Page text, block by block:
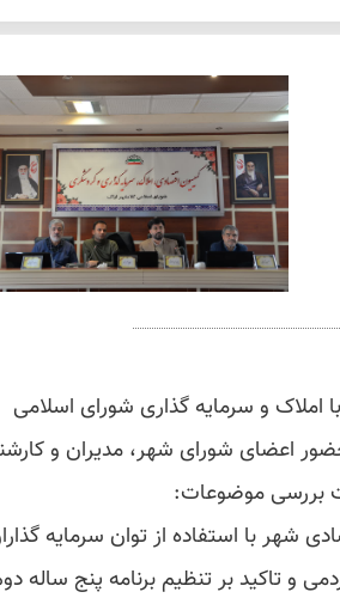
نظارت با املاک و سرمایه گذاری شورای اسلامی
اعضای شورای شهر، مدیران و
بررسی موضوعات:
شهر با استفاده از توان سرمایه
تاکید بر تنظیم برنامه پنج ساله